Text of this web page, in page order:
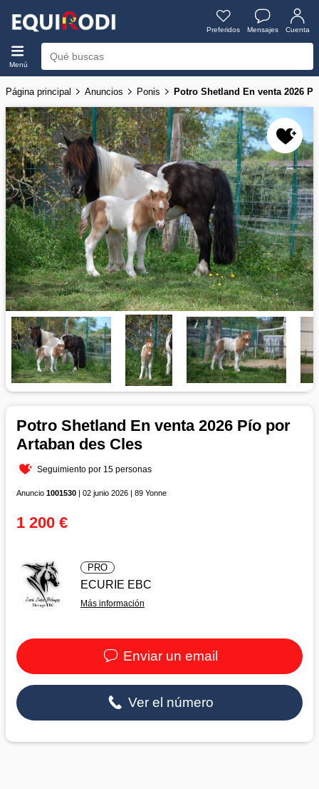
Preferidos Mensajes Cuenta
Menú
Página principal Anuncios Ponis Potro Shetland En venta 2026
Potro Shetland En venta 2026 Pío por
Artaban des Cles
Seguimiento por 15 personas
Anuncio 1001530 | 02 junio 2026 | 89 Yonne
1 200 €
PRO
ECURIE EBC
Más información
Enviar un email
Ver el número